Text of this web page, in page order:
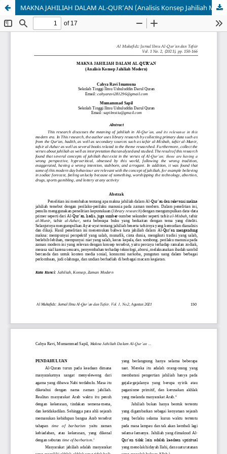
MAKNA JAHILIAH DALAM AL-QUR’AN (Analisis Konsep Jahiliah Modern)